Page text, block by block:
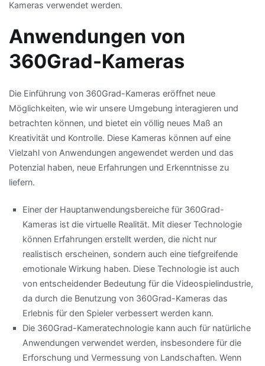
Kameras verwendet werden.
Anwendungen von
360Grad-Kameras
Die Einführung von 360Grad-Kameras eröffnet neue
Möglichkeiten, wie wir unsere Umgebung interagieren und
betrachten können, und bietet ein völlig neues Maß an
Kreativität und Kontrolle. Diese Kameras können auf eine
Vielzahl von Anwendungen angewendet werden und das
Potenzial haben, neue Erfahrungen und Erkenntnisse zu
liefern.
Einer der Hauptanwendungsbereiche für 360Grad-
Kameras ist die virtuelle Realität. Mit dieser Technologie
können Erfahrungen erstellt werden, die nicht nur
realistisch erscheinen, sondern auch eine tiefgreifende
emotionale Wirkung haben. Diese Technologie ist auch
von entscheidender Bedeutung für die Videospielindustrie,
da durch die Benutzung von 360Grad-Kameras das
Erlebnis für den Spieler verbessert werden kann.
Die 360Grad-Kameratechnologie kann auch für natürliche
Anwendungen verwendet werden, insbesondere für die
Erforschung und Vermessung von Landschaften. Wenn